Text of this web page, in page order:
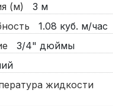
(м)
3 м
1.08 куб. м/час
3/4" дюймы
жидкости